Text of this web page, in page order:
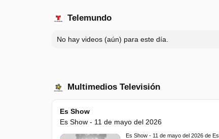
Telemundo
No hay videos (aún) para este día.
Multimedios Televisión
Es Show
Es Show - 11 de mayo del 2026
Es Show - 11 de mayo del 2026 de Es